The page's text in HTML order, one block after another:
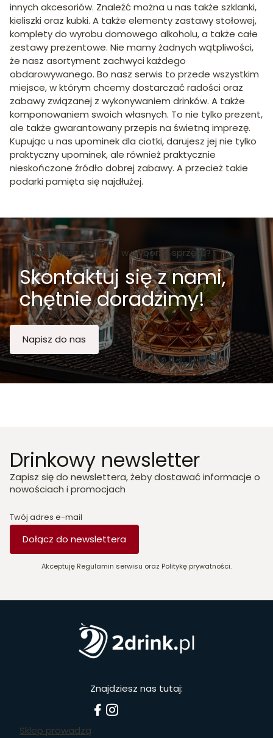
innych akcesoriów. Znaleźć można u nas także szklanki,
kieliszki oraz kubki. A także elementy zastawy stołowej,
komplety do wyrobu domowego alkoholu, a także całe
zestawy prezentowe. Nie mamy żadnych wątpliwości,
że nasz asortyment zachwyci każdego
obdarowywanego. Bo nasz serwis to przede wszystkim
miejsce, w którym chcemy dostarczać radości oraz
zabawy związanej z wykonywaniem drinków. A także
komponowaniem swoich własnych. To nie tylko prezent,
ale także gwarantowany przepis na świetną imprezę.
Kupując u nas upominek dla ciotki, darujesz jej nie tylko
praktyczny upominek, ale również praktycznie
nieskończone źródło dobrej zabawy. A przecież takie
podarki pamięta się najdłużej.
Potrzebujesz pomocy w wyborze sprzętu?
Skontaktuj się z nami,
chętnie doradzimy!
Napisz do nas
Drinkowy newsletter
Zapisz się do newslettera, żeby dostawać informacje o
nowościach i promocjach
Twój adres e-mail
Dołącz do newslettera
Akceptuję Regulamin serwisu oraz Politykę prywatności.
Znajdziesz nas tutaj:
Sklep prowadzą